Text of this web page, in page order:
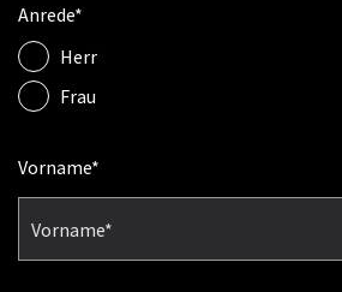
Anrede
Herr
Frau
Vorname